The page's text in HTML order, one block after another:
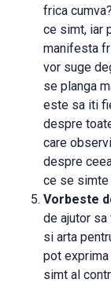
frica
ce simt, iar
manifesta
vor suge
se planga
este sa iti
despre
care
despre
ce se simte
Vorbeste
de ajutor
si arta
pot
simt al